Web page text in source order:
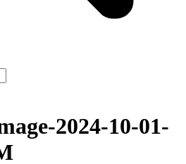
2024-10-01-